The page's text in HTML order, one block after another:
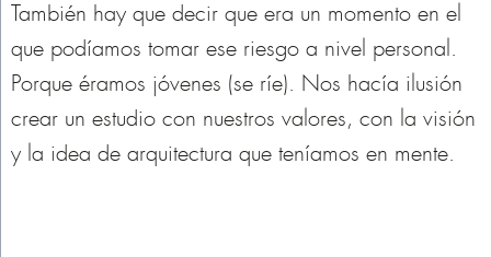
También hay que decir que era un momento en el
que podíamos tomar ese riesgo a nivel personal.
Porque éramos jóvenes (se ríe). Nos hacía ilusión
crear un estudio con nuestros valores, con la visión
y la idea de arquitectura que teníamos en mente.